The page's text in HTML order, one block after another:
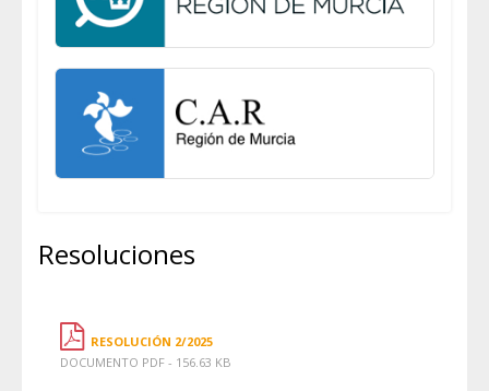
Resoluciones
RESOLUCIÓN 2/2025
DOCUMENTO PDF - 156.63 KB